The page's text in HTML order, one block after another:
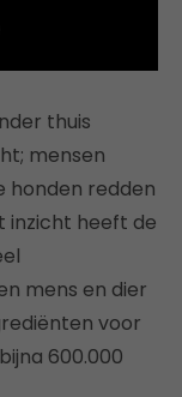
thuis
mensen
honden redden
inzicht heeft de
mens en dier
voor
600.000